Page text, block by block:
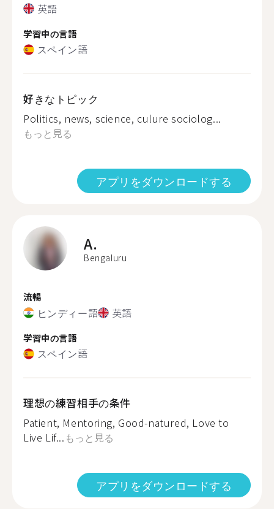
英語
学習中の言語
スペイン語
好きなトピック
Politics, news, science, culure sociolog...
もっと見る
アプリをダウンロードする
A.
Bengaluru
流暢
ヒンディー語 英語
学習中の言語
スペイン語
理想の練習相手の条件
Patient, Mentoring, Good-natured, Love to
Live Lif... もっと見る
アプリをダウンロードする